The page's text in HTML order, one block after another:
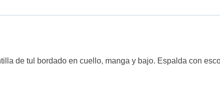
de tul bordado en cuello, manga y bajo. Espalda con